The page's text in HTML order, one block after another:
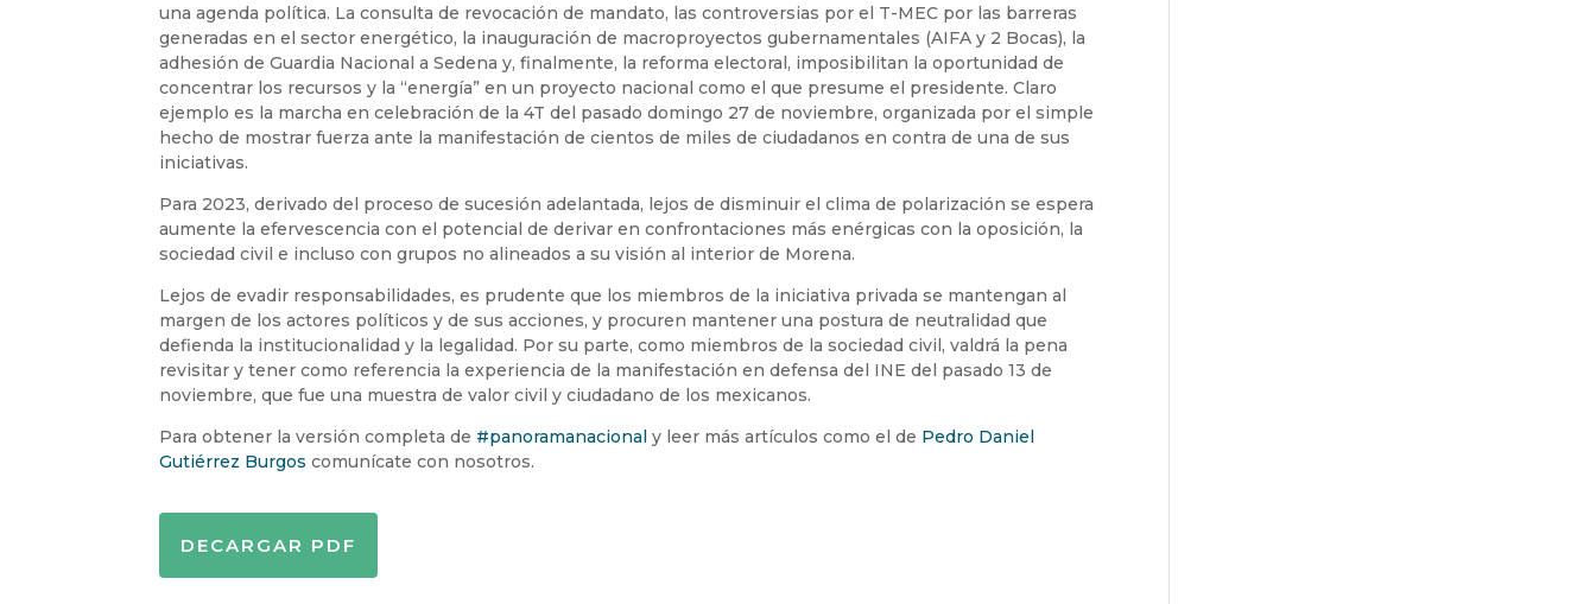
una agenda política. La consulta de revocación de mandato, las controversias por el T-MEC por las barreras
generadas en el sector energético, la inauguración de macroproyectos gubernamentales (AIFA y 2 Bocas), la
adhesión de Guardia Nacional a Sedena y, finalmente, la reforma electoral, imposibilitan la oportunidad de
concentrar los recursos y la “energía” en un proyecto nacional como el que presume el presidente. Claro
ejemplo es la marcha en celebración de la 4T del pasado domingo 27 de noviembre, organizada por el simple
hecho de mostrar fuerza ante la manifestación de cientos de miles de ciudadanos en contra de una de sus
iniciativas.
Para 2023, derivado del proceso de sucesión adelantada, lejos de disminuir el clima de polarización se espera
aumente la efervescencia con el potencial de derivar en confrontaciones más enérgicas con la oposición, la
sociedad civil e incluso con grupos no alineados a su visión al interior de Morena.
Lejos de evadir responsabilidades, es prudente que los miembros de la iniciativa privada se mantengan al
margen de los actores políticos y de sus acciones, y procuren mantener una postura de neutralidad que
defienda la institucionalidad y la legalidad. Por su parte, como miembros de la sociedad civil, valdrá la pena
revisitar y tener como referencia la experiencia de la manifestación en defensa del INE del pasado 13 de
noviembre, que fue una muestra de valor civil y ciudadano de los mexicanos.
Para obtener la versión completa de #panoramanacional y leer más artículos como el de Pedro Daniel
Gutiérrez Burgos comunícate con nosotros.
DECARGAR PDF